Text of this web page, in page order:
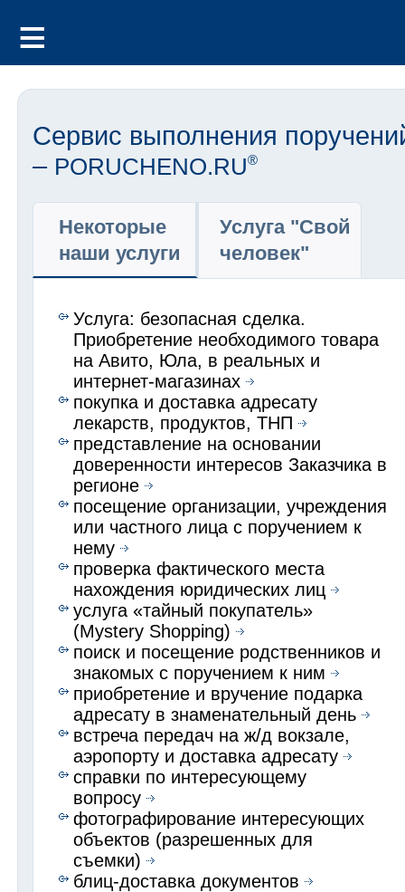
Сервис выполнения
– PORUCHENO.RU®
Некоторые
наши услуги
Услуга "Свой
человек"
Услуга: безопасная сделка.
Приобретение необходимого товара
на Авито, Юла, в реальных и
интернет-магазинах
покупка и доставка адресату
лекарств, продуктов, ТНП
представление на основании
доверенности интересов Заказчика в
регионе
посещение организации, учреждения
или частного лица с поручением к
нему
проверка фактического места
нахождения юридических лиц
услуга «тайный покупатель»
(Mystery Shopping)
поиск и посещение родственников и
знакомых с поручением к ним
приобретение и вручение подарка
адресату в знаменательный день
встреча передач на ж/д вокзале,
аэропорту и доставка адресату
справки по интересующему
вопросу
фотографирование интересующих
объектов (разрешенных для
съемки)
блиц-доставка документов